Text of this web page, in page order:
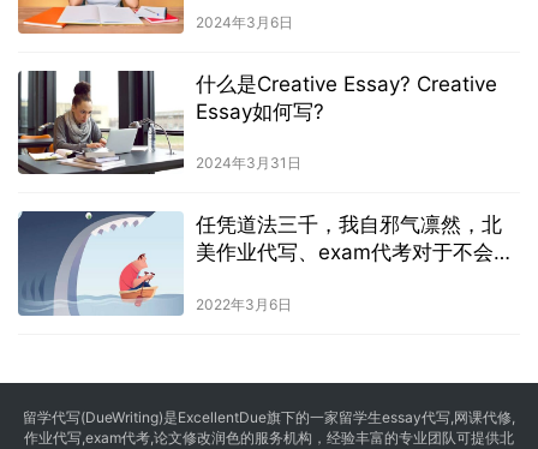
2024年3月6日
什么是Creative Essay? Creative
Essay如何写?
2024年3月31日
任凭道法三千，我自邪气凛然，北
美作业代写、exam代考对于不会被
2022年3月6日
留学代写(DueWriting)是ExcellentDue旗下的一家留学生essay代写,网课代修,
作业代写,exam代考,论文修改润色的服务机构，经验丰富的专业团队可提供北